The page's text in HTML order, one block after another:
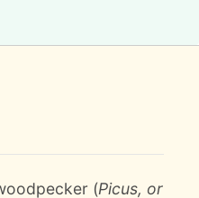
(Picus, or